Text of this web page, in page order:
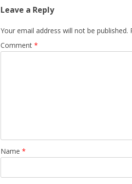
Leave a Reply
Your email address will not be published.
Comment *
Name *